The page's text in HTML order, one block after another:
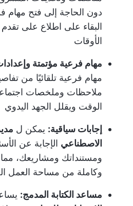
دون الحاجة إلى فتح مهام
البقاء على اطلاع على
الأوقات
مهام فرعية مؤتمتة
مهام فرعية تلقائيًا من
ملاحظات وملخصات
الوقت ويقلل الجهد اليدوي
إجابات سياقية: يمكن ل
الاصطناعي الإجابة عن
ومستنداتك ومشاريعك، مما
وكاملة من مساحة العمل
مساعد الكتابة المدمج: